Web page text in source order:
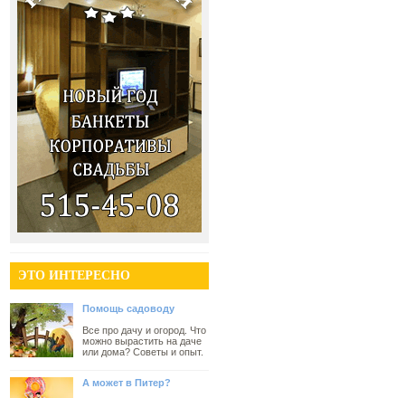
ЭТО ИНТЕРЕСНО
Помощь садоводу
Все про дачу и огород. Что
можно вырастить на даче
или дома? Советы и опыт.
А может в Питер?